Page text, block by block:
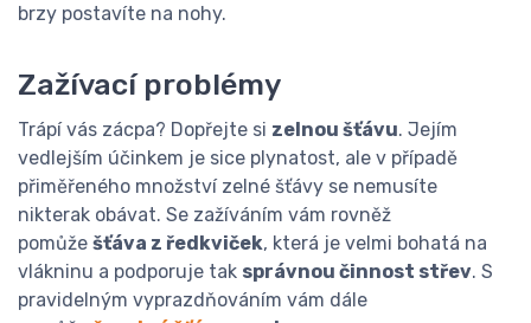
brzy postavíte na nohy.
Zažívací problémy
Trápí vás zácpa? Dopřejte si zelnou šťávu. Jejím
vedlejším účinkem je sice plynatost, ale v případě
přiměřeného množství zelné šťávy se nemusíte
nikterak obávat. Se zažíváním vám rovněž
pomůže šťáva z ředkviček, která je velmi bohatá na
vlákninu a podporuje tak správnou činnost střev. S
pravidelným vyprazdňováním vám dále